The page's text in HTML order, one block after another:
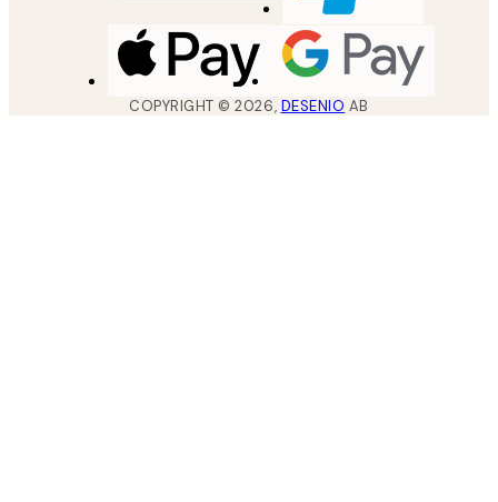
COPYRIGHT ©2026, DESENIO AB